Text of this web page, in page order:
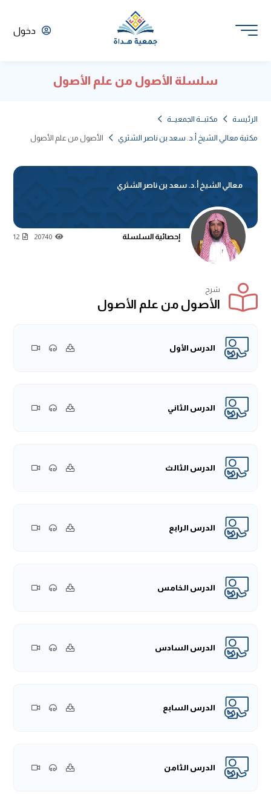
دخول
سلسلة الأصول من علم الأصول
الرئيسة مكتبـــة الجمعيـــة
مكتبة معالي الشيخ أ.د. سعد بن ناصر الشثري الأصول من علم الأصول
معالي الشيخ أ.د. سعد بن ناصر الشثري
إحصائية السلسلة 20740
12
شرح
الأصول من علم الأصول
الدرس الأول
الدرس الثاني
الدرس الثالث
الدرس الرابع
الدرس الخامس
الدرس السادس
الدرس السابع
الدرس الثامن